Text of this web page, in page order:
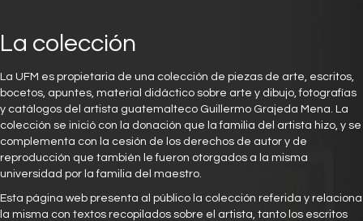
La colección
La UFM es propietaria de una colección de piezas de arte, escritos,
bocetos, apuntes, material didáctico sobre arte y dibujo, fotografías
y catálogos del artista guatemalteco Guillermo Grajeda Mena. La
colección se inició con la donación que la familia del artista hizo, y se
complementa con la cesión de los derechos de autor y de
reproducción que también le fueron otorgados a la misma
universidad por la familia del maestro.
Esta página web presenta al público la colección referida y relaciona
la misma con textos recopilados sobre el artista, tanto los escritos